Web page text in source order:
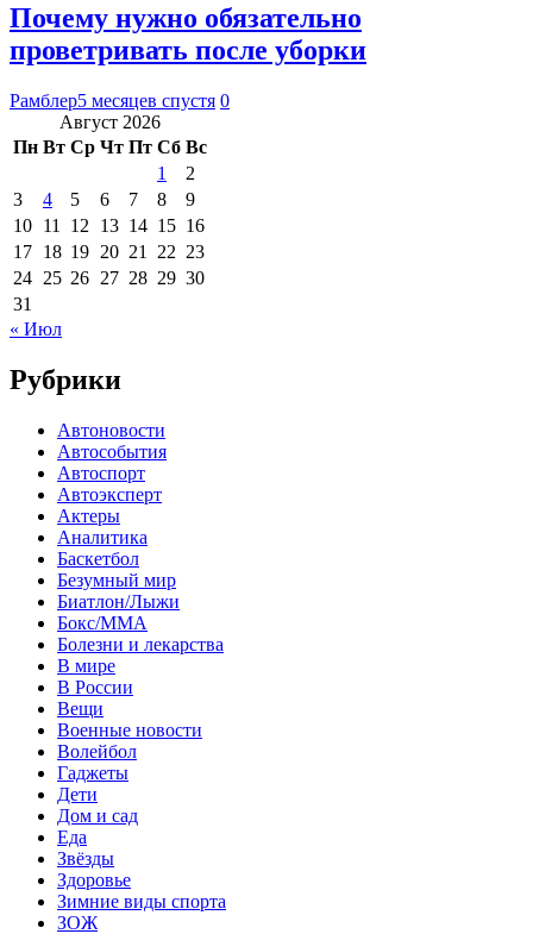
Почему нужно обязательно
проветривать после уборки
Рамблер5 месяцев спустя 0
Август 2026
Пн Вт Ср Чт Пт Сб Вс
1
2
3
4 5 6 7 8
9
10 11 12 13 14 15 16
17 18 19 20 21 22 23
24 25 26 27 28 29 30
31
« Июл
Рубрики
Автоновости
Автособытия
Автоспорт
Автоэксперт
Актеры
Аналитика
Баскетбол
Безумный мир
Биатлон/Лыжи
Бокс/MMA
Болезни и лекарства
В мире
В России
Вещи
Военные новости
Волейбол
Гаджеты
Дети
Дом и сад
Еда
Звёзды
Здоровье
Зимние виды спорта
ЗОЖ